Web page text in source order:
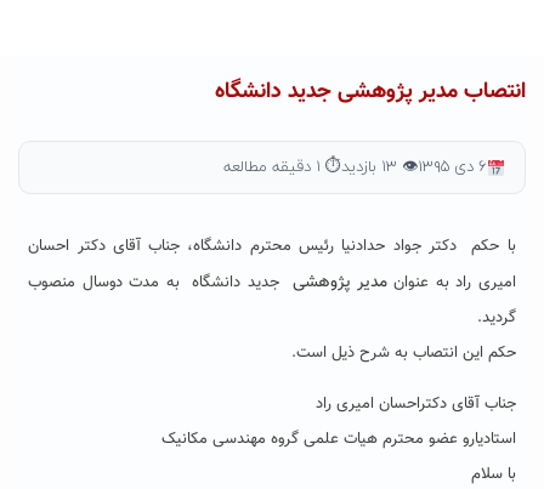
انتصاب مدیر پژوهشی جدید دانشگاه
۶ دی ۱۳۹۵ 👁 ۱۳ بازدید ⏱ ۱ دقیقه مطالعه
با حکم دکتر جواد حدادنیا رئیس محترم دانشگاه، جناب آقای دکتر احسان
امیری راد به عنوان مدیر پژوهشی جدید دانشگاه به مدت دوسال منصوب
گردید.
حکم این انتصاب به شرح ذیل است.
جناب آقای دکتراحسان امیری راد
استادیارو عضو محترم هیات علمی گروه مهندسی مکانیک
با سلام